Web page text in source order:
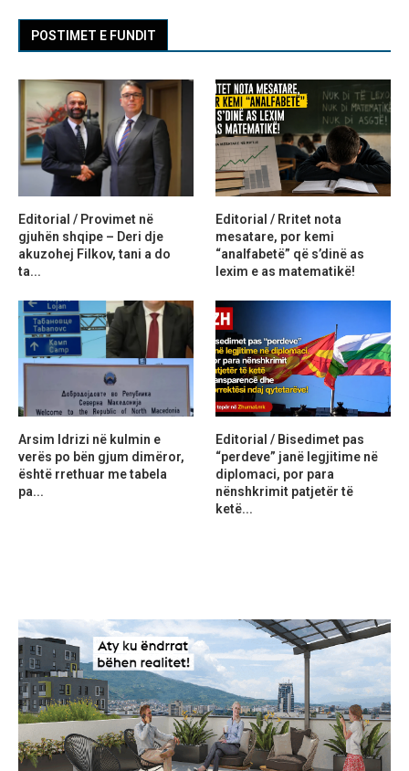
POSTIMET E FUNDIT
Editorial / Provimet në
gjuhën shqipe – Deri dje
akuzohej Filkov, tani a do
ta...
Editorial / Rritet nota
mesatare, por kemi
“analfabetë” që s’dinë as
lexim e as matematikë!
Arsim Idrizi në kulmin e
verës po bën gjum dimëror,
është rrethuar me tabela
pa...
Editorial / Bisedimet pas
“perdeve” janë legjitime në
diplomaci, por para
nënshkrimit patjetër të
ketë...